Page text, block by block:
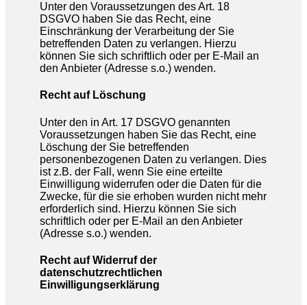
Unter den Voraussetzungen des Art. 18
DSGVO haben Sie das Recht, eine
Einschränkung der Verarbeitung der Sie
betreffenden Daten zu verlangen. Hierzu
können Sie sich schriftlich oder per E-Mail an
den Anbieter (Adresse s.o.) wenden.
Recht auf Löschung
Unter den in Art. 17 DSGVO genannten
Voraussetzungen haben Sie das Recht, eine
Löschung der Sie betreffenden
personenbezogenen Daten zu verlangen. Dies
ist z.B. der Fall, wenn Sie eine erteilte
Einwilligung widerrufen oder die Daten für die
Zwecke, für die sie erhoben wurden nicht mehr
erforderlich sind. Hierzu können Sie sich
schriftlich oder per E-Mail an den Anbieter
(Adresse s.o.) wenden.
Recht auf Widerruf der
datenschutzrechtlichen
Einwilligungserklärung